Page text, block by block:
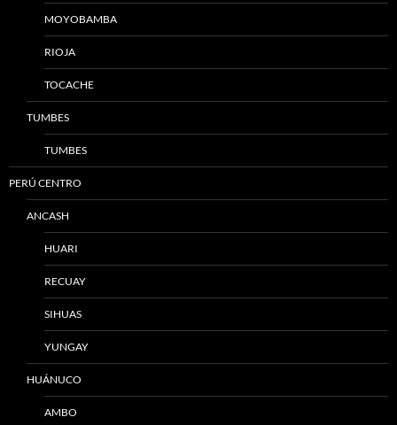
MOYOBAMBA
RIOJA
TOCACHE
TUMBES
TUMBES
PERÚ CENTRO
ANCASH
HUARI
RECUAY
SIHUAS
YUNGAY
HUÁNUCO
AMBO